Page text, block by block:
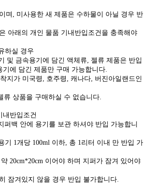
며, 미사용한 새 제품은 수하물이 아닐 경우 반
아래의 개인 물품 기내반입조건을 충족해야
하실 경우
용기에 담긴 액체류, 젤류 제품은 반입
에 담긴 제품만 구매 가능합니다.
지가 미국령, 호주령, 캐나다, 버진아일랜드인
상품을 구매하실 수 없습니다.
반입조건
퍼백 안에 용기를 보관 하셔야 반입 가능합니
기 1개당 100ml 이하, 총 1리터 이내 만 반입 가
20cm*20cm 이어야 하며 지퍼가 잠겨 있어야
잠겨있지 않을 경우 반입 불가합니다.